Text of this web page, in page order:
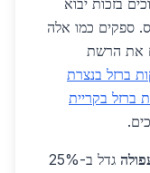
נמוכים בזכות יבוא
חיפה, חיסכון 15% במכס. ספקים כמו אלה
את הרשת
ברזל בנצרת
ברזל בקריית
גדל ב-25%